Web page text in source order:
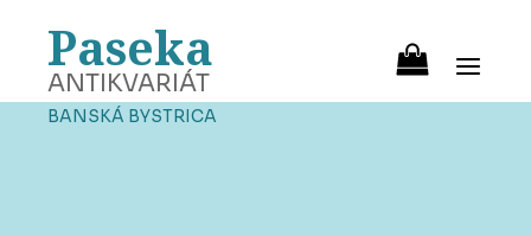
Paseka
ANTIKVARIÁT
BANSKÁ BYSTRICA